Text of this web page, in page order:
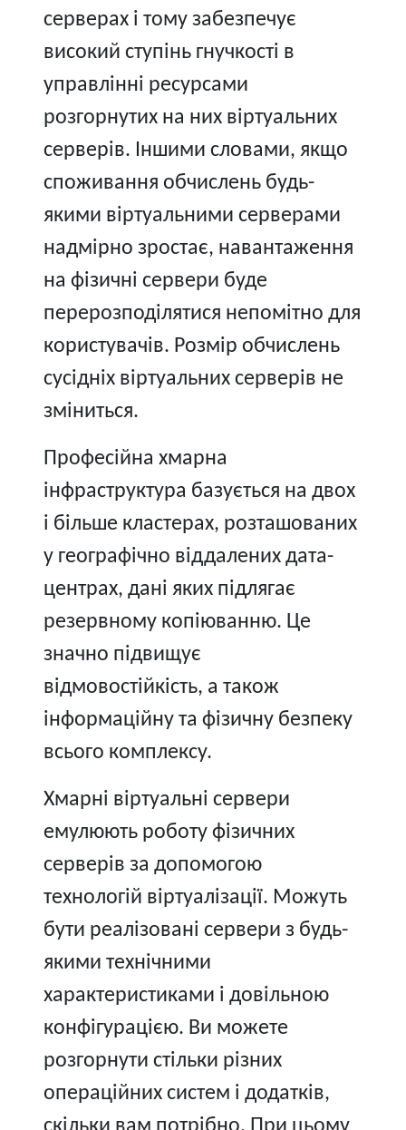
серверах і тому забезпечує
високий ступінь гнучкості в
управлінні ресурсами
розгорнутих на них віртуальних
серверів. Іншими словами, якщо
споживання обчислень будь-
якими віртуальними серверами
надмірно зростає, навантаження
на фізичні сервери буде
перерозподілятися непомітно для
користувачів. Розмір обчислень
сусідніх віртуальних серверів не
зміниться.
Професійна хмарна
інфраструктура базується на двох
і більше кластерах, розташованих
у географічно віддалених дата-
центрах, дані яких підлягає
резервному копіюванню. Це
значно підвищує
відмовостійкість, а також
інформаційну та фізичну безпеку
всього комплексу.
Хмарні віртуальні сервери
емулюють роботу фізичних
серверів за допомогою
технологій віртуалізації. Можуть
бути реалізовані сервери з будь-
якими технічними
характеристиками і довільною
конфігурацією. Ви можете
розгорнути стільки різних
операційних систем і додатків,